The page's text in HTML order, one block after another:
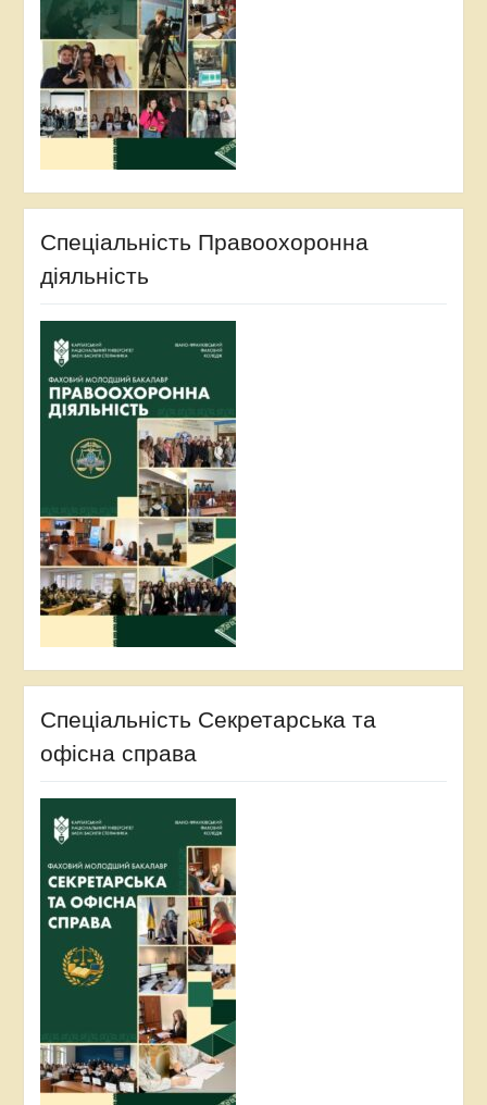
Спеціальність Правоохоронна
діяльність
Спеціальність Секретарська та
офісна справа